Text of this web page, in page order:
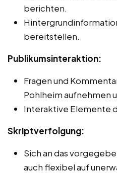
berichten.
bereitstellen.
Publikumsinteraktion:
Fragen und
Pohlheim aufnehmen
Interaktive Elemente
Skriptverfolgung:
Sich an das
auch flexibel auf